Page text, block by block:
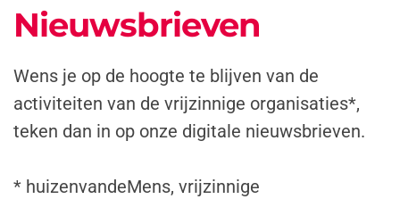
Nieuwsbrieven
Wens je op de hoogte te blijven van de
activiteiten van de vrijzinnige organisaties*,
teken dan in op onze digitale nieuwsbrieven.
* huizenvandeMens, vrijzinnige